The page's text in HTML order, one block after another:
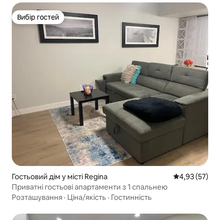
Вибір гостей
Вибір гостей
Гостьовий дім у місті Regina Середня
4,93 (57)
Приватні гостьові апартаменти з 1 спальнею
Розташування · Ціна/якість · Гостинність